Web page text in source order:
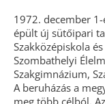
1972. december
épült új sütőipari
Szakközépiskola
Szombathelyi
Szakgimnázium,
A beruházás a